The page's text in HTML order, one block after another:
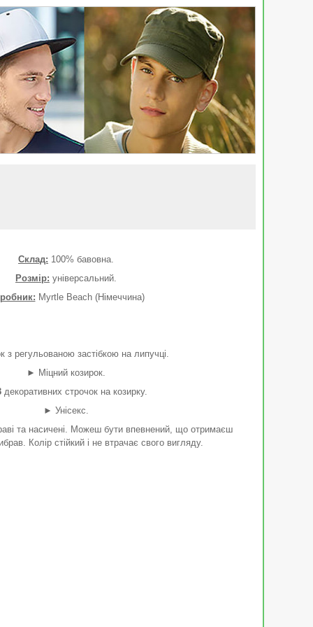
Склад: 100% бавовна.
Розмір: універсальний.
Myrtle Beach (Німеччина)
з регульованою застібкою на липучці.
► Міцний козирок.
декоративних строчок на козирку.
► Унісекс.
та насичені. Можеш бути впевнений, що отримаєш
Колір стійкий і не втрачає свого вигляду.